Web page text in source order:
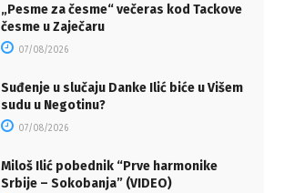
„Pesme za česme“ večeras kod Tackove
česme u Zaječaru
07/08/2026
Suđenje u slučaju Danke Ilić biće u Višem
sudu u Negotinu?
07/08/2026
Miloš Ilić pobednik “Prve harmonike
Srbije – Sokobanja” (VIDEO)